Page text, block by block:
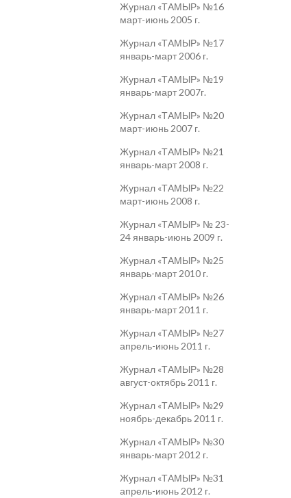
Журнал «ТАМЫР» №16
март-июнь 2005 г.
Журнал «ТАМЫР» №17
январь-март 2006 г.
Журнал «ТАМЫР» №19
январь-март 2007г.
Журнал «ТАМЫР» №20
март-июнь 2007 г.
Журнал «ТАМЫР» №21
январь-март 2008 г.
Журнал «ТАМЫР» №22
март-июнь 2008 г.
Журнал «ТАМЫР» № 23-
24 январь-июнь 2009 г.
Журнал «ТАМЫР» №25
январь-март 2010 г.
Журнал «ТАМЫР» №26
январь-март 2011 г.
Журнал «ТАМЫР» №27
апрель-июнь 2011 г.
Журнал «ТАМЫР» №28
август-октябрь 2011 г.
Журнал «ТАМЫР» №29
ноябрь-декабрь 2011 г.
Журнал «ТАМЫР» №30
январь-март 2012 г.
Журнал «ТАМЫР» №31
апрель-июнь 2012 г.